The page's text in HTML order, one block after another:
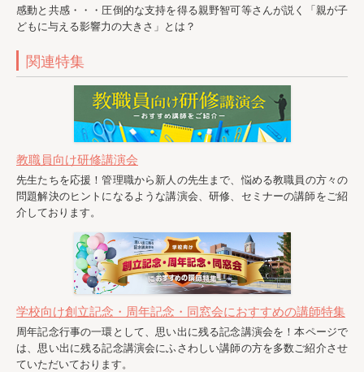
感動と共感・・・圧倒的な支持を得る親野智可等さんが説く「親が子
どもに与える影響力の大きさ」とは？
関連特集
教職員向け研修講演会
先生たちを応援！管理職から新人の先生まで、悩める教職員の方々の
問題解決のヒントになるような講演会、研修、セミナーの講師をご紹
介しております。
学校向け創立記念・周年記念・同窓会におすすめの講師特集
周年記念行事の一環として、思い出に残る記念講演会を！本ページで
は、思い出に残る記念講演会にふさわしい講師の方を多数ご紹介させ
ていただいております。